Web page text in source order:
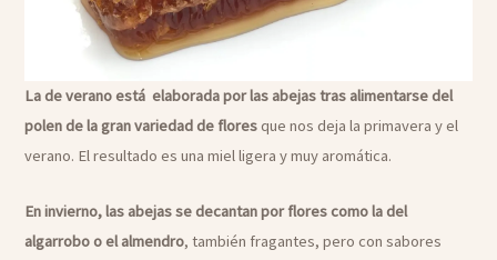
La de verano está elaborada por las abejas tras alimentarse del
polen de la gran variedad de floresque nos deja la primavera y el
verano. El resultado es una miel ligera y muy aromática.
En invierno, las abejas se decantan por flores como la del
algarrobo o el almendro, también fragantes, pero con sabores